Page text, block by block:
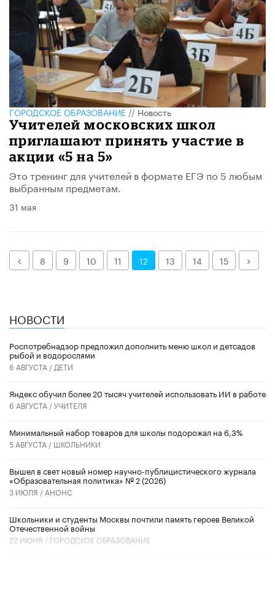
ГОРОДСКОЕ ОБРАЗОВАНИЕ//Новость
Учителей московских школ
приглашают принять участие в
акции «5 на 5»
Это тренинг для учителей в формате ЕГЭ по 5 любым
выбранным предметам.
31 мая
Назад
8 9 10 11 12 13 14 15 Далее
НОВОСТИ
Роспотребнадзор предложил дополнить меню школ и детсадов
рыбой и водорослями
6 АВГУСТА / ДЕТИ
​Яндекс обучил более 20 тысяч учителей использовать ИИ в работе
6 АВГУСТА /УЧИТЕЛЯ
Минимальный набор товаров для школы подорожал на 6,3%
5 АВГУСТА / ШКОЛЬНИКИ
Вышел в свет новый номер научно-публицистического журнала
«Образовательная политика» № 2 (2026)
3 ИЮЛЯ / АНОНС
Школьники и студенты Москвы почтили память героев Великой
Отечественной войны
22 ИЮНЯ / ГОРОДСКОЕ ОБРАЗОВАНИЕ